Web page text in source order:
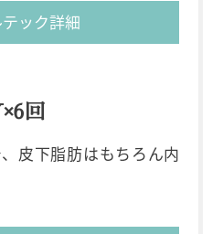
ック詳細
回
皮下脂肪はもちろん内